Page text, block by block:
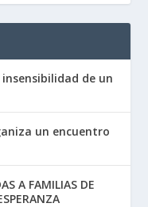
de un
un encuentro
A FAMILIAS DE